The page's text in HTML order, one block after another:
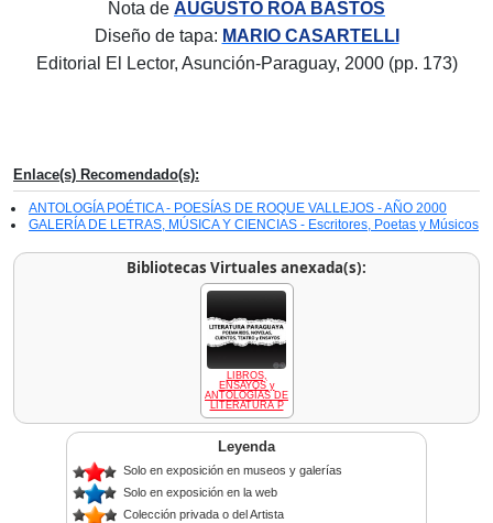
Nota de AUGUSTO ROA BASTOS
Diseño de tapa: MARIO CASARTELLI
Editorial El Lector, Asunción-Paraguay, 2000 (pp. 173)
Enlace(s) Recomendado(s):
ANTOLOGÍA POÉTICA - POESÍAS DE ROQUE VALLEJOS - AÑO 2000
GALERÍA DE LETRAS, MÚSICA Y CIENCIAS - Escritores, Poetas y Músicos
Bibliotecas Virtuales anexada(s):
LIBROS,
ENSAYOS y
ANTOLOGÍAS DE
LITERATURA P
Leyenda
Solo en exposición en museos y galerías
Solo en exposición en la web
Colección privada o del Artista